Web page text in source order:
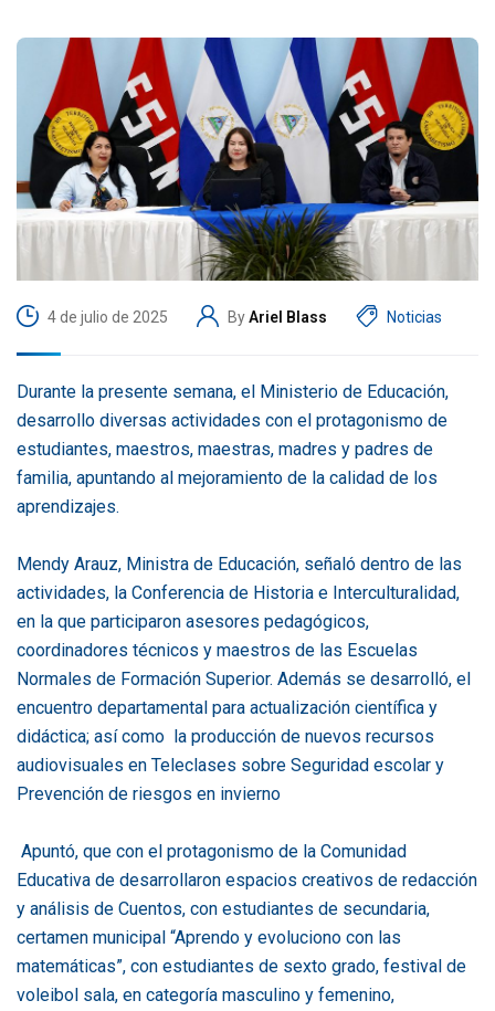
4 de julio de 2025 ByAriel Blass Noticias
Durante la presente semana, el Ministerio de Educación,
desarrollo diversas actividades con el protagonismo de
estudiantes, maestros, maestras, madres y padres de
familia, apuntando al mejoramiento de la calidad de los
aprendizajes.
Mendy Arauz, Ministra de Educación, señaló dentro de las
actividades, la Conferencia de Historia e Interculturalidad,
en la que participaron asesores pedagógicos,
coordinadores técnicos y maestros de las Escuelas
Normales de Formación Superior. Además se desarrolló, el
encuentro departamental para actualización científica y
didáctica; así como la producción de nuevos recursos
audiovisuales en Teleclases sobre Seguridad escolar y
Prevención de riesgos en invierno
Apuntó, que con el protagonismo de la Comunidad
Educativa de desarrollaron espacios creativos de redacción
y análisis de Cuentos, con estudiantes de secundaria,
certamen municipal “Aprendo y evoluciono con las
matemáticas”, con estudiantes de sexto grado, festival de
voleibol sala, en categoría masculino y femenino,